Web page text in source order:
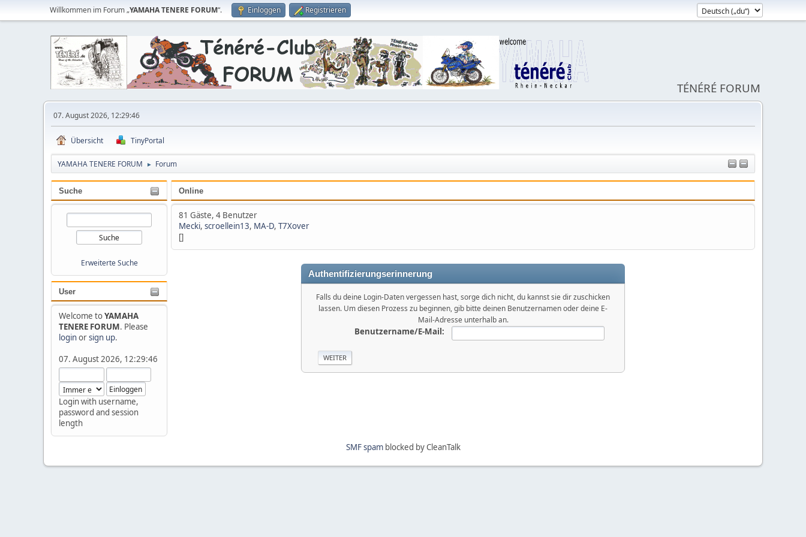
Willkommen im Forum „YAMAHA TENERE FORUM“. Einloggen Registrieren
TÉNÉRÉ FORUM
07. August 2026, 12:29:46
Übersicht TinyPortal
YAMAHA TENERE FORUM ► Forum
Suche
Erweiterte Suche
User
Welcome toYAMAHA
TENERE FORUM. Please
loginorsign up.
07. August 2026, 12:29:46
Login with username,
password and session
length
Online
81 Gäste, 4 Benutzer
Mecki, scroellein13, MA-D, T7Xover
[]
Authentifizierungserinnerung
Falls du deine Login-Daten vergessen hast, sorge dich nicht, du kannst sie dir zuschicken
lassen. Um diesen Prozess zu beginnen, gib bitte deinen Benutzernamen oder deine E-
Mail-Adresse unterhalb an.
Benutzername/E-Mail:
SMF spamblocked by CleanTalk